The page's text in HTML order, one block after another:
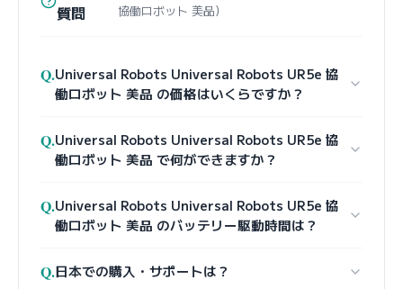
質問
協働ロボット 美品）
Q.Universal Robots Universal Robots UR5e 協
働ロボット 美品 の価格はいくらですか？
Q.Universal Robots Universal Robots UR5e 協
働ロボット 美品 で何ができますか？
Q.Universal Robots Universal Robots UR5e 協
働ロボット 美品 のバッテリー駆動時間は？
Q.日本での購入・サポートは？